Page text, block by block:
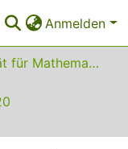
Anmelden
01 Fakultät für Mathematik